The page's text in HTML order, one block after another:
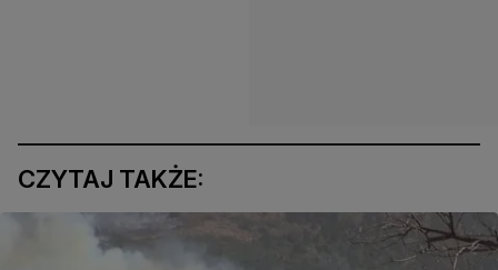
CZYTAJ TAKŻE: